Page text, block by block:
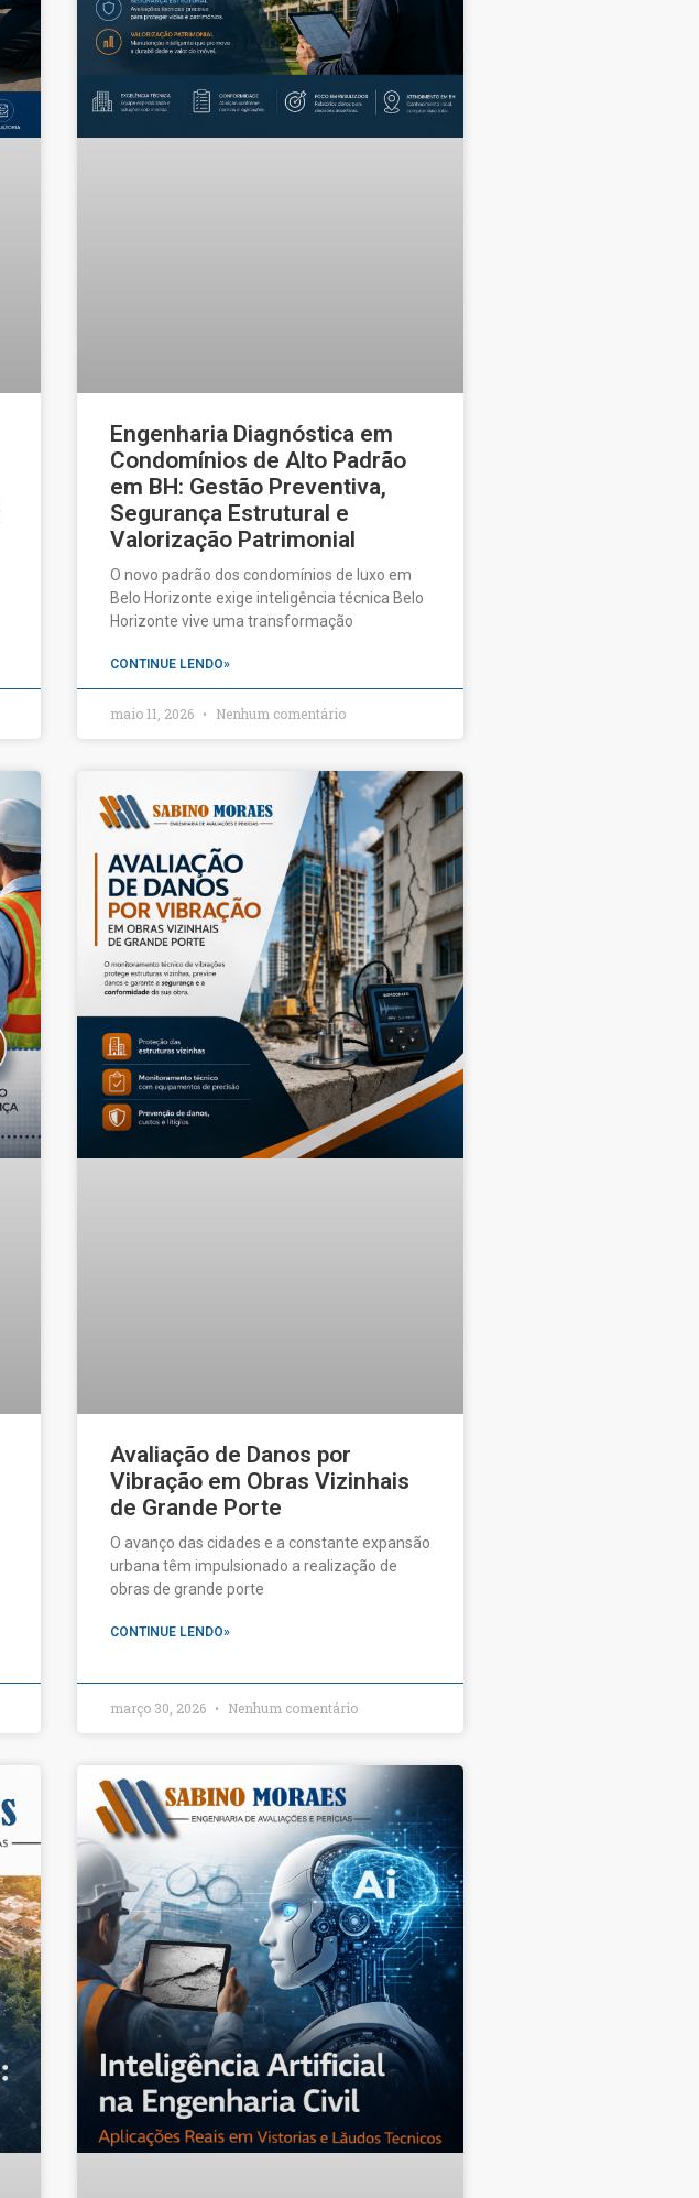
Engenharia Diagnóstica em
Condomínios de Alto Padrão
em BH: Gestão Preventiva,
Segurança Estrutural e
Valorização Patrimonial
O novo padrão dos condomínios de luxo em
Belo Horizonte exige inteligência técnica Belo
Horizonte vive uma transformação
CONTINUE LENDO»
maio 11, 2026 Nenhum comentário
Avaliação de Danos por
Vibração em Obras Vizinhais
de Grande Porte
O avanço das cidades e a constante expansão
urbana têm impulsionado a realização de
obras de grande porte
CONTINUE LENDO»
março 30, 2026 Nenhum comentário